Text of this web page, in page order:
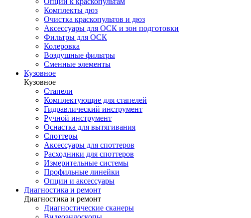
Комплекты дюз
Очистка краскопультов и дюз
Аксессуары для ОСК и зон подготовки
Фильтры для ОСК
Колеровка
Воздушные фильтры
Сменные элементы
Кузовное
Кузовное
Стапели
Комплектующие для стапелей
Гидравлический инструмент
Ручной инструмент
Оснастка для вытягивания
Споттеры
Аксессуары для споттеров
Расходники для споттеров
Измерительные системы
Профильные линейки
Опции и аксессуары
Диагностика и ремонт
Диагностика и ремонт
Диагностические сканеры